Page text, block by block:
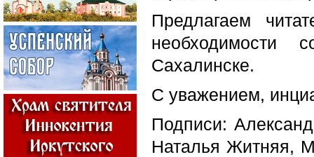
Предлагаем
необходимости
Сахалинске.
С уважением,
Подписи:
Наталья Житняя,